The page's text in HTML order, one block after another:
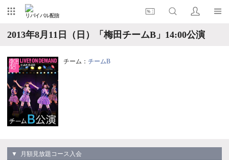
リバイバル配信
2013年8月11日（日）「梅田チームB」14:00公演
チーム： チームB
▼ 月額見放題コース入会